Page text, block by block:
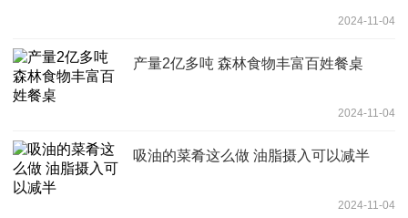
2024-11-04
产量2亿多吨 森林食物丰富百姓餐桌
2024-11-04
吸油的菜肴这么做 油脂摄入可以减半
2024-11-04